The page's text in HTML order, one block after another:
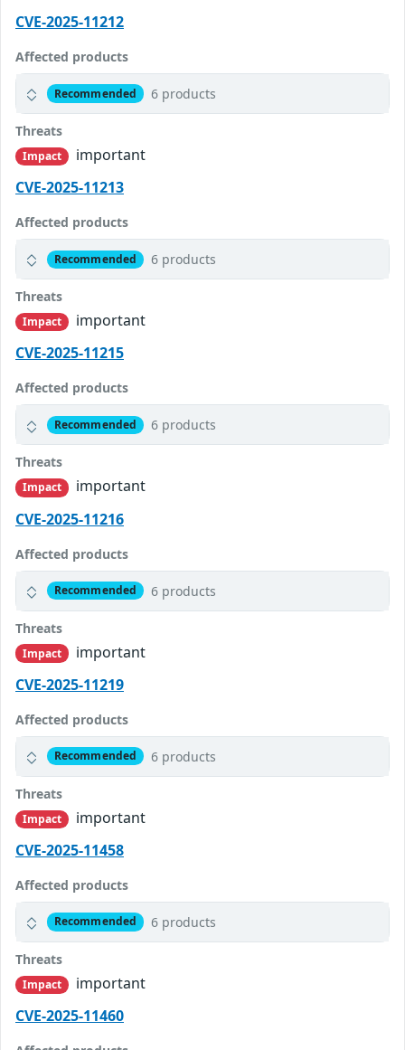
CVE-2025-11212
Affected products
Recommended 6 products
Threats
Impact
important
CVE-2025-11213
Affected products
Recommended 6 products
Threats
Impact
important
CVE-2025-11215
Affected products
Recommended 6 products
Threats
Impact
important
CVE-2025-11216
Affected products
Recommended 6 products
Threats
Impact
important
CVE-2025-11219
Affected products
Recommended 6 products
Threats
Impact
important
CVE-2025-11458
Affected products
Recommended 6 products
Threats
Impact
important
CVE-2025-11460